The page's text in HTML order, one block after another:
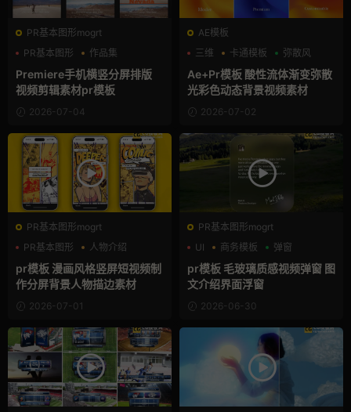
PR基本图形mogrt
PR基本图形
作品集
分屏模板
Premiere手机横竖分屏排版
视频剪辑素材pr模板
2026-07-04
AE模板
三维
卡通模板 弥散风
Ae+Pr模板 酸性流体渐变弥散
光彩色动态背景视频素材
2026-07-02
PR基本图形mogrt
PR基本图形
人物介绍
动漫
pr模板 漫画风格竖屏短视频制
作分屏背景人物描边素材
2026-07-01
PR基本图形mogrt
UI
商务模板 弹窗
pr模板 毛玻璃质感视频弹窗 图
文介绍界面浮窗
2026-06-30